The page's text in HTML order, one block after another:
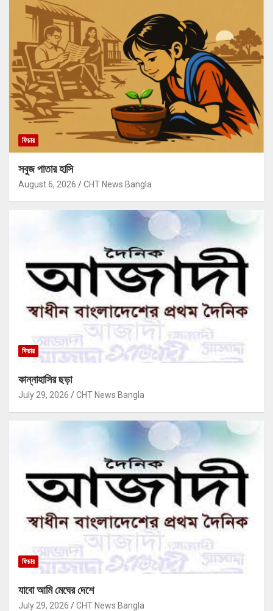
ফিচার
সবুজ পাতার হাসি
August 6, 2026 CHT News Bangla
ফিচার
কান্নাহাসির ছড়া
July 29, 2026 CHT News Bangla
ফিচার
যাবো আমি মেঘের দেশে
July 29, 2026 CHT News Bangla